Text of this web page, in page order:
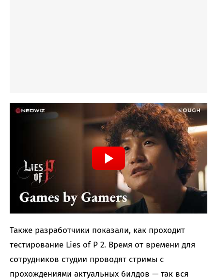
Также разработчики показали, как проходит
тестирование Lies of P 2. Время от времени для
сотрудников студии проводят стримы с
прохождениями актуальных билдов — так вся